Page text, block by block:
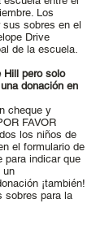
Los
sobres en el
Drive
de la escuela.
Hill pero solo
donación en
cheque y
FAVOR
los niños de
el formulario de
para indicar que
un
¡también!
sobres para la